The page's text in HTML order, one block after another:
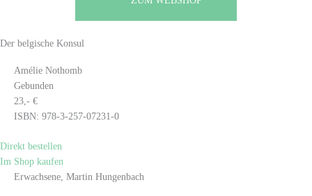
Der belgische Konsul
Amélie Nothomb
Gebunden
23,- €
ISBN: 978-3-257-07231-0
Direkt bestellen
Im Shop kaufen
Erwachsene, Martin Hungenbach